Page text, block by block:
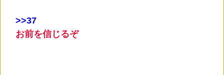
>>37
お前を信じるぞ